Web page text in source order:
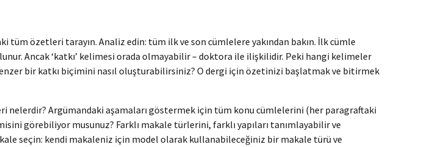
tüm özetleri tarayın. Analiz edin: tüm ilk ve son cümlelere yakından bakın. İlk cümle
Ancak ‘katkı’ kelimesi orada olmayabilir – doktora ile ilişkilidir. Peki hangi kelimeler
bir katkı biçimini nasıl oluşturabilirsiniz? O dergi için özetinizi başlatmak ve bitirmek
nelerdir? Argümandaki aşamaları göstermek için tüm konu cümlelerini (her paragraftaki
görebiliyor musunuz? Farklı makale türlerini, farklı yapıları tanımlayabilir ve
seçin: kendi makaleniz için model olarak kullanabileceğiniz bir makale türü ve